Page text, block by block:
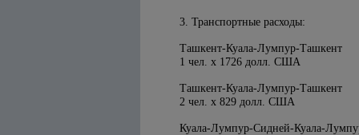
3. Транспортные расходы:
Ташкент-Куала-Лумпур-Ташкент
1 чел. х 1726 долл. США
Ташкент-Куала-Лумпур-Ташкент
2 чел. х 829 долл. США
Куала-Лумпур-Сидней-Куала-